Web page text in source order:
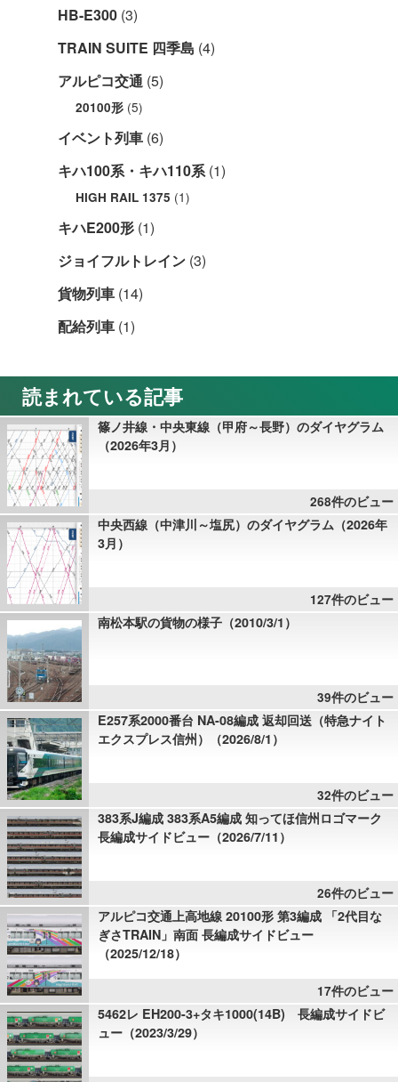
HB-E300 (3)
TRAIN SUITE 四季島 (4)
アルピコ交通 (5)
20100形 (5)
イベント列車 (6)
キハ100系・キハ110系(1)
HIGH RAIL 1375 (1)
キハE200形 (1)
ジョイフルトレイン (3)
貨物列車 (14)
配給列車 (1)
読まれている記事
篠ノ井線・中央東線（甲府～長野）のダイヤグラム
（2026年3月）
268件のビュー
中央西線（中津川～塩尻）のダイヤグラム（2026年
3月）
127件のビュー
南松本駅の貨物の様子（2010/3/1）
39件のビュー
E257系2000番台 NA-08編成 返却回送（特急ナイト
エクスプレス信州）（2026/8/1）
32件のビュー
383系J編成 383系A5編成 知ってほ信州ロゴマーク
長編成サイドビュー（2026/7/11）
26件のビュー
アルピコ交通上高地線 20100形 第3編成 「2代目な
ぎさTRAIN」南面 長編成サイドビュー
（2025/12/18）
17件のビュー
5462レ EH200-3+タキ1000(14B) 長編成サイドビ
ュー（2023/3/29）